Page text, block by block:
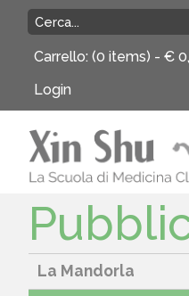
Carrello: (0 items) - €
Login
La Mandorla